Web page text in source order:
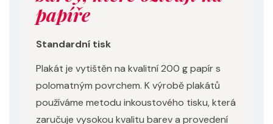
papíře
Standardní tisk
Plakát je vytištěn na kvalitní 200 g papír s
polomatným povrchem. K výrobě plakátů
používáme metodu inkoustového tisku, která
zaručuje vysokou kvalitu barev a provedení